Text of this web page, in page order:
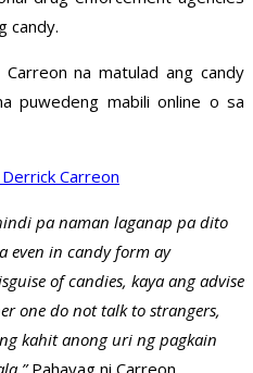
candy.
na matulad ang candy
puwedeng mabili online o sa
Carreon
pa naman laganap pa dito
even in candy form ay
of candies, kaya ang advise
one do not talk to strangers,
kahit anong uri ng pagkain